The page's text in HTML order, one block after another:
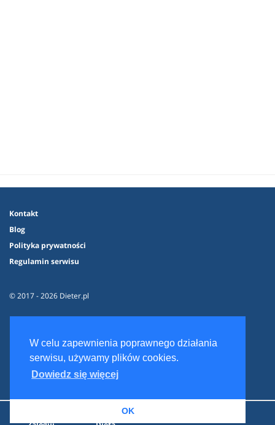
W celu zapewnienia poprawnego działania
serwisu, używamy plików cookies.
Dowiedz się więcej
OK
Kontakt
Blog
Polityka prywatności
Regulamin serwisu
© 2017 - 2026 Dieter.pl